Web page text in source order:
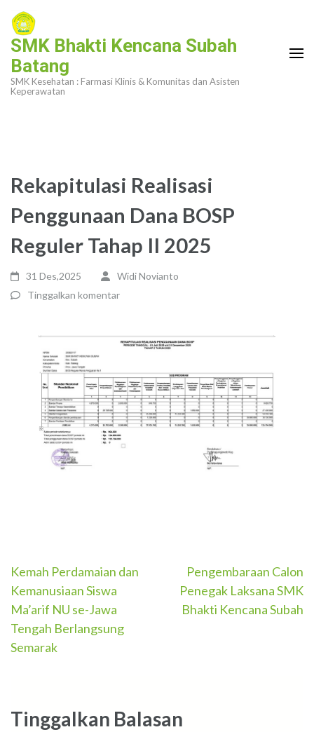
Lompat
konten
(Tekan
Enter)
SMK Bhakti Kencana Subah
Batang
SMK Kesehatan : Farmasi Klinis & Komunitas dan Asisten
Keperawatan
Rekapitulasi Realisasi
Penggunaan Dana BOSP
Reguler Tahap II 2025
31 Des,2025
Widi Novianto
Tinggalkan komentar
Navigasi
pos
Kemah Perdamaian dan
Kemanusiaan Siswa
Ma’arif NU se-Jawa
Tengah Berlangsung
Semarak
Pengembaraan Calon
Penegak Laksana SMK
Bhakti Kencana Subah
Tinggalkan Balasan